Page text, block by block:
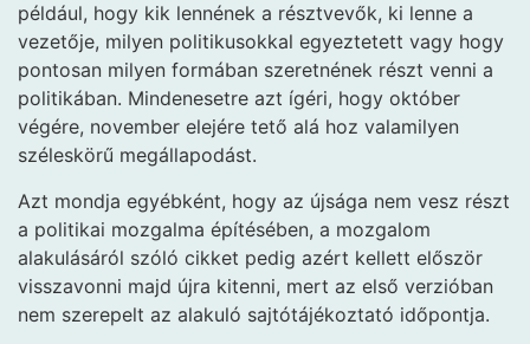
például, hogy kik lennének a résztvevők, ki lenne a
vezetője, milyen politikusokkal egyeztetett vagy hogy
pontosan milyen formában szeretnének részt venni a
politikában. Mindenesetre azt ígéri, hogy október
végére, november elejére tető alá hoz valamilyen
széleskörű megállapodást.
Azt mondja egyébként, hogy az újsága nem vesz részt
a politikai mozgalma építésében, a mozgalom
alakulásáról szóló cikket pedig azért kellett először
visszavonni majd újra kitenni, mert az első verzióban
nem szerepelt az alakuló sajtótájékoztató időpontja.